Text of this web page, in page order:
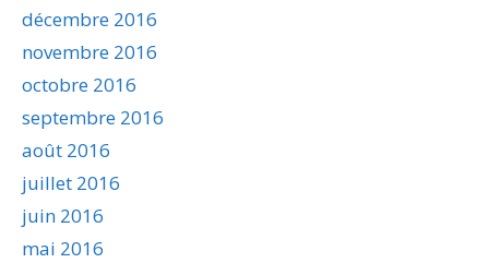
décembre 2016
novembre 2016
octobre 2016
septembre 2016
août 2016
juillet 2016
juin 2016
mai 2016